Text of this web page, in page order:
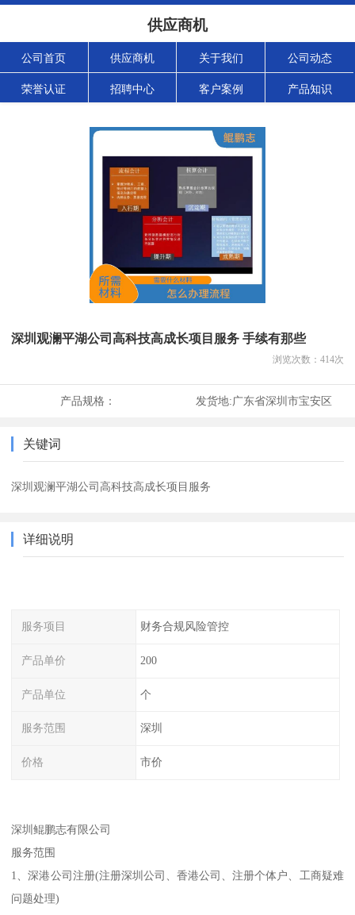
供应商机
公司首页 供应商机 关于我们 公司动态
荣誉认证 招聘中心 客户案例 产品知识
深圳观澜平湖公司高科技高成长项目服务 手续有那些
浏览次数： 414次
产品规格： 发货地:广东省深圳市宝安区
关键词
深圳观澜平湖公司高科技高成长项目服务
详细说明
服务项目 财务合规风险管控
产品单价 200
产品单位 个
服务范围 深圳
价格 市价
深圳鲲鹏志有限公司
服务范围
1、深港公司注册(注册深圳公司、香港公司、注册个体户、工商疑难
问题处理)